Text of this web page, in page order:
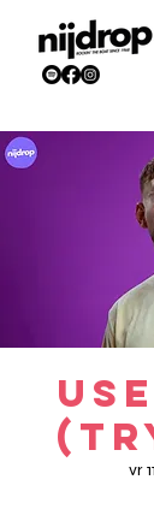
vr